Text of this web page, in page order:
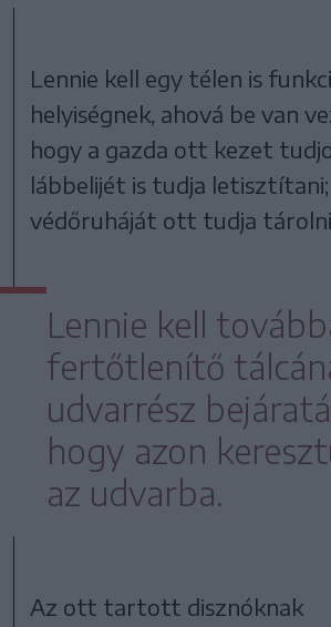
Lennie kell egy télen is
helyiségnek, ahová be van
hogy a gazda ott kezet
lábbelijét is tudja
védőruháját ott tudja
Lennie kell
fertőtlenítő
udvarrész
hogy azon
az udvarba.
Az ott tartott disznóknak